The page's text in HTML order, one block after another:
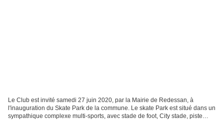
Le Club est invité samedi 27 juin 2020, par la Mairie de Redessan, à
l'inauguration du Skate Park de la commune. Le skate Park est situé dans un
sympathique complexe multi-sports, avec stade de foot, City stade, piste